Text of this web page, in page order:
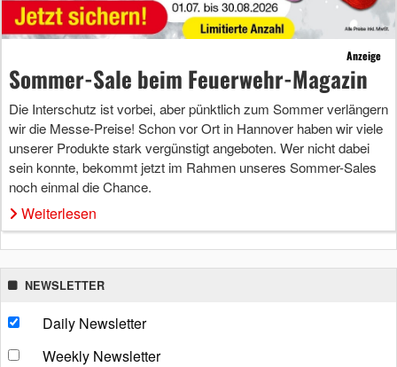
Anzeige
Sommer-Sale beim Feuerwehr-Magazin
Die Interschutz ist vorbei, aber pünktlich zum Sommer verlängern
wir die Messe-Preise! Schon vor Ort in Hannover haben wir viele
unserer Produkte stark vergünstigt angeboten. Wer nicht dabei
sein konnte, bekommt jetzt im Rahmen unseres Sommer-Sales
noch einmal die Chance.
Weiterlesen
NEWSLETTER
Daily Newsletter
Weekly Newsletter